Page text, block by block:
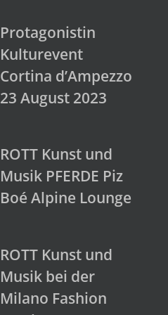
Protagonistin
Kulturevent
Cortina d’Ampezzo
23 August 2023
ROTT Kunst und
Musik PFERDE Piz
Boé Alpine Lounge
ROTT Kunst und
Musik bei der
Milano Fashion